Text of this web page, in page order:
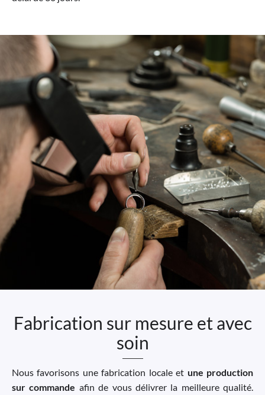
Fabrication sur mesure et avec
soin
Nous favorisons une fabrication locale et une production
sur commande afin de vous délivrer la meilleure qualité.